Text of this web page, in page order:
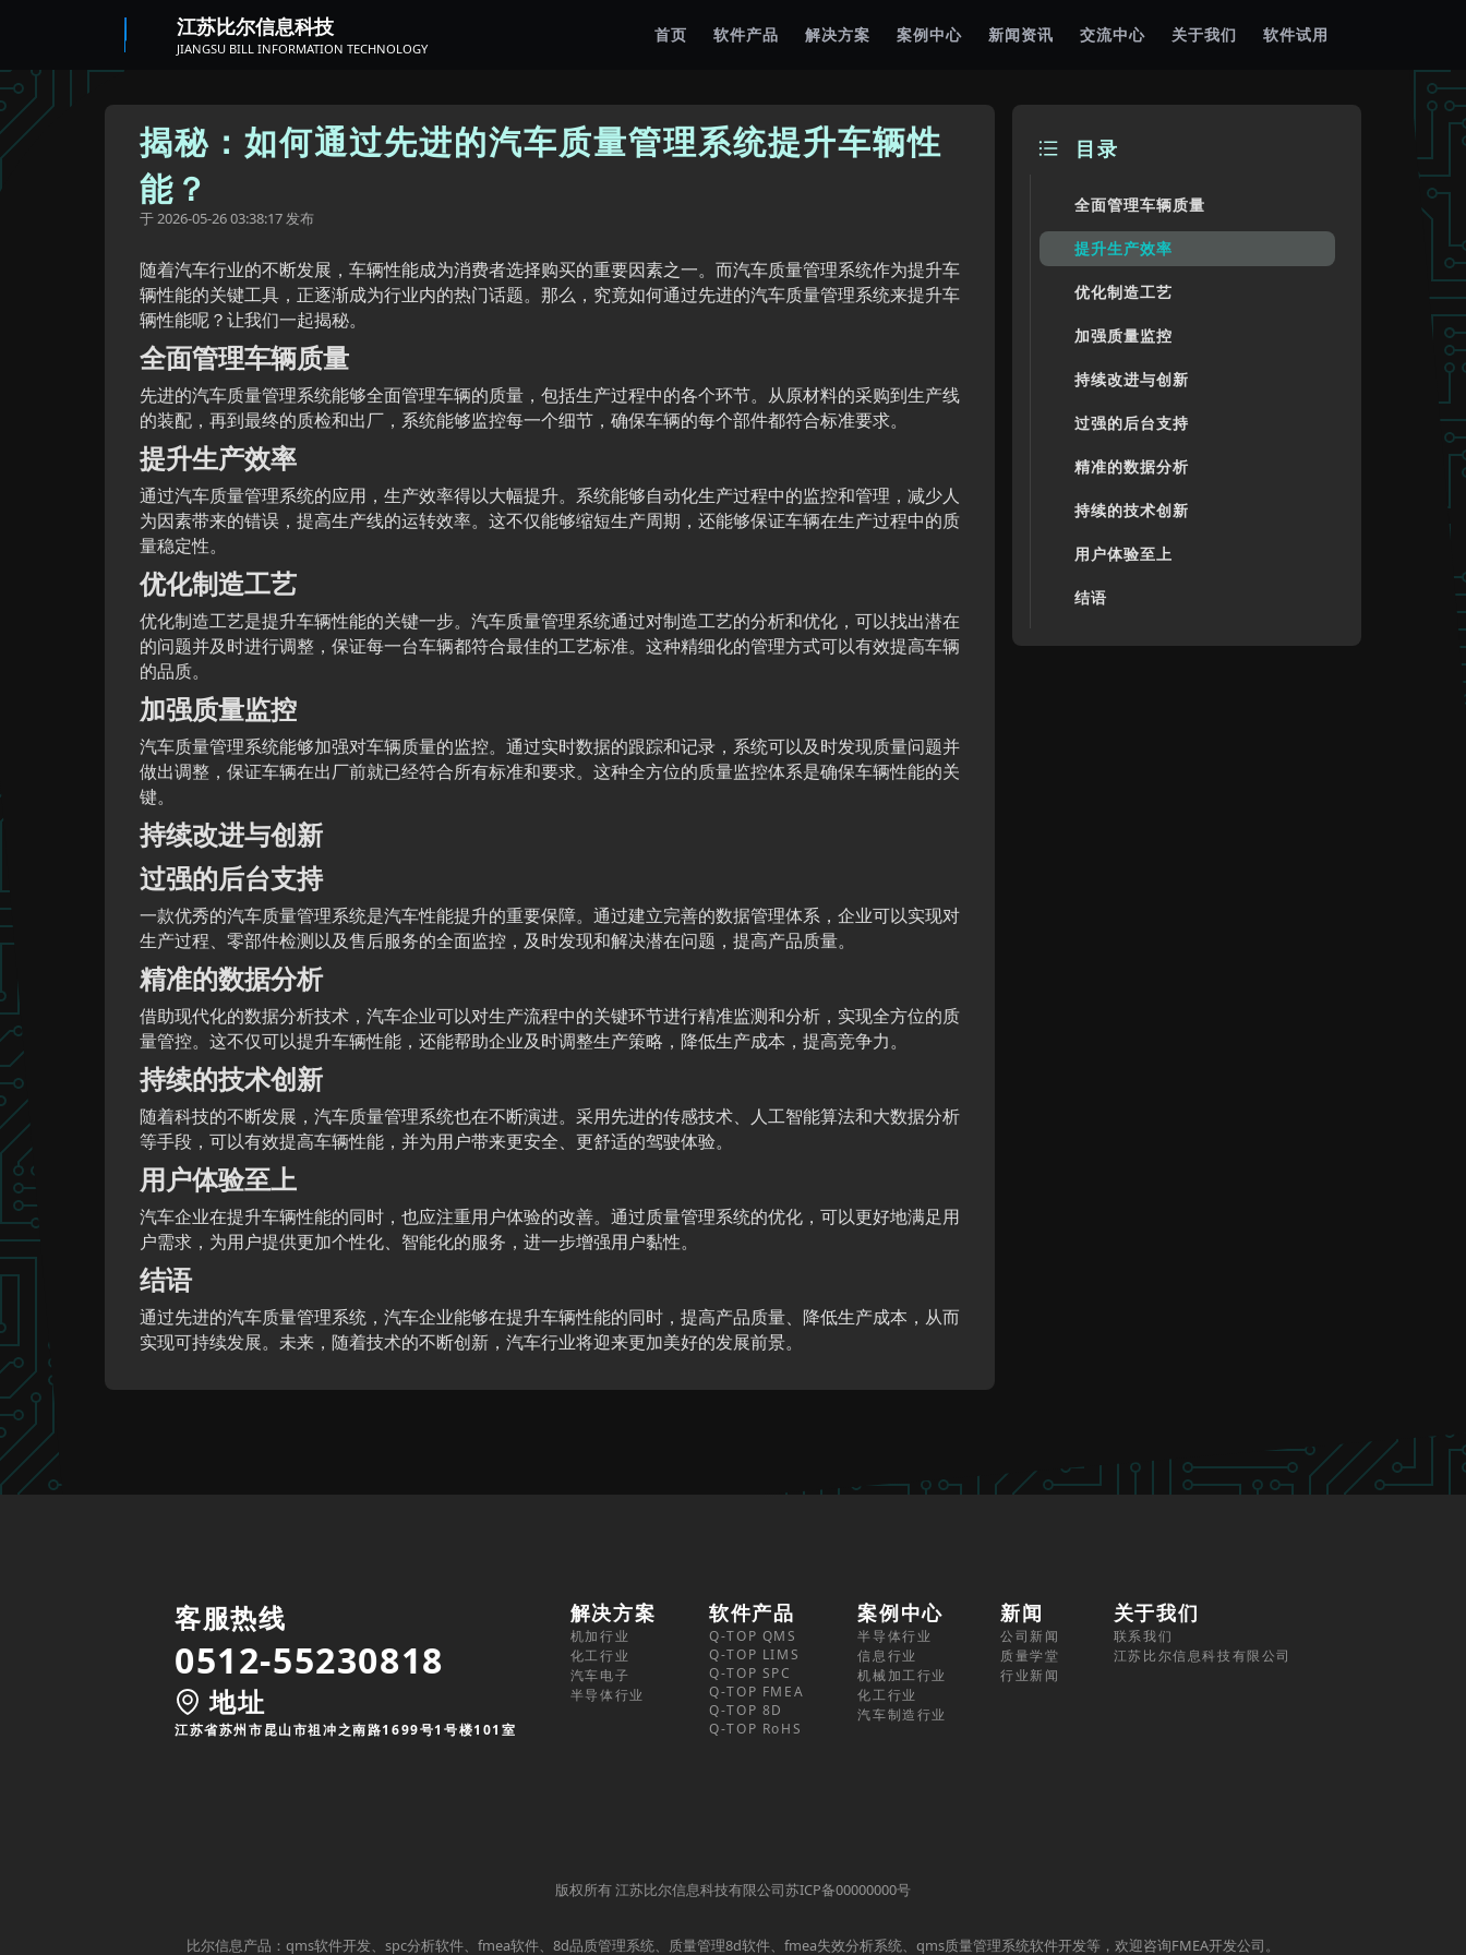
江苏比尔信息科技
JIANGSU BILL INFORMATION TECHNOLOGY
首页 软件产品 解决方案 案例中心 新闻资讯 交流中心 关于我们 软件试用
揭秘：如何通过先进的汽车质量管理系统提升车辆性
能？
于2026-05-26 03:38:17 发布
随着汽车行业的不断发展，车辆性能成为消费者选择购买的重要因素之一。而汽车质量管理系统作为提升车
辆性能的关键工具，正逐渐成为行业内的热门话题。那么，究竟如何通过先进的汽车质量管理系统来提升车
辆性能呢？让我们一起揭秘。
全面管理车辆质量
先进的汽车质量管理系统能够全面管理车辆的质量，包括生产过程中的各个环节。从原材料的采购到生产线
的装配，再到最终的质检和出厂，系统能够监控每一个细节，确保车辆的每个部件都符合标准要求。
提升生产效率
通过汽车质量管理系统的应用，生产效率得以大幅提升。系统能够自动化生产过程中的监控和管理，减少人
为因素带来的错误，提高生产线的运转效率。这不仅能够缩短生产周期，还能够保证车辆在生产过程中的质
量稳定性。
优化制造工艺
优化制造工艺是提升车辆性能的关键一步。汽车质量管理系统通过对制造工艺的分析和优化，可以找出潜在
的问题并及时进行调整，保证每一台车辆都符合最佳的工艺标准。这种精细化的管理方式可以有效提高车辆
的品质。
加强质量监控
汽车质量管理系统能够加强对车辆质量的监控。通过实时数据的跟踪和记录，系统可以及时发现质量问题并
做出调整，保证车辆在出厂前就已经符合所有标准和要求。这种全方位的质量监控体系是确保车辆性能的关
键。
持续改进与创新
过强的后台支持
一款优秀的汽车质量管理系统是汽车性能提升的重要保障。通过建立完善的数据管理体系，企业可以实现对
生产过程、零部件检测以及售后服务的全面监控，及时发现和解决潜在问题，提高产品质量。
精准的数据分析
借助现代化的数据分析技术，汽车企业可以对生产流程中的关键环节进行精准监测和分析，实现全方位的质
量管控。这不仅可以提升车辆性能，还能帮助企业及时调整生产策略，降低生产成本，提高竞争力。
持续的技术创新
随着科技的不断发展，汽车质量管理系统也在不断演进。采用先进的传感技术、人工智能算法和大数据分析
等手段，可以有效提高车辆性能，并为用户带来更安全、更舒适的驾驶体验。
用户体验至上
汽车企业在提升车辆性能的同时，也应注重用户体验的改善。通过质量管理系统的优化，可以更好地满足用
户需求，为用户提供更加个性化、智能化的服务，进一步增强用户黏性。
结语
通过先进的汽车质量管理系统，汽车企业能够在提升车辆性能的同时，提高产品质量、降低生产成本，从而
实现可持续发展。未来，随着技术的不断创新，汽车行业将迎来更加美好的发展前景。
目录
全面管理车辆质量
提升生产效率
优化制造工艺
加强质量监控
持续改进与创新
过强的后台支持
精准的数据分析
持续的技术创新
用户体验至上
结语
客服热线
0512-55230818
地址
江苏省苏州市昆山市祖冲之南路1699号1号楼101室
解决方案
机加行业
化工行业
汽车电子
半导体行业
软件产品
Q-TOP QMS
Q-TOP LIMS
Q-TOP SPC
Q-TOP FMEA
Q-TOP 8D
Q-TOP RoHS
案例中心
半导体行业
信息行业
机械加工行业
化工行业
汽车制造行业
新闻
公司新闻
质量学堂
行业新闻
关于我们
联系我们
江苏比尔信息科技有限公司
版权所有 江苏比尔信息科技有限公司苏ICP备00000000号
比尔信息产品：qms软件开发、spc分析软件、fmea软件、8d品质管理系统、质量管理8d软件、fmea失效分析系统、qms质量管理系统软件开发等，欢迎咨询FMEA开发公司。